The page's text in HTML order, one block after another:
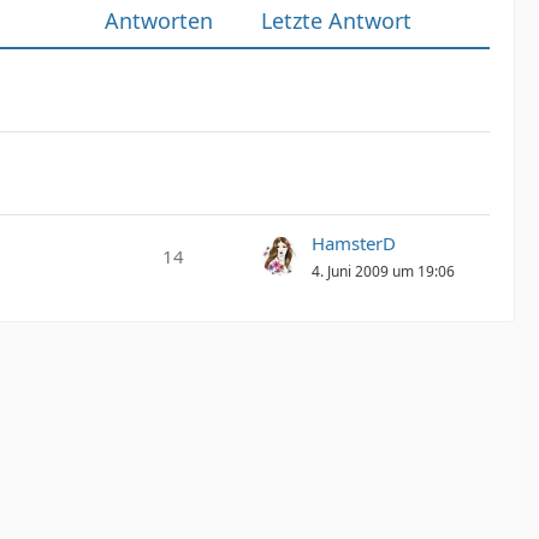
Antworten Letzte Antwort
14
HamsterD
4. Juni 2009 um 19:06